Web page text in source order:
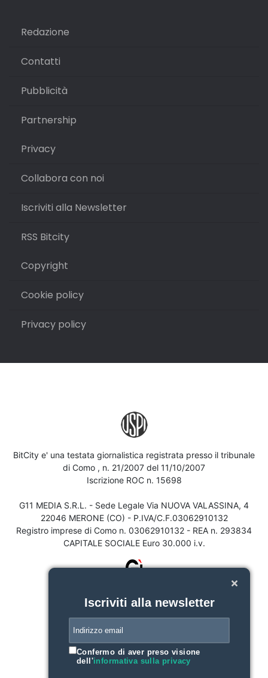
Redazione
Contatti
Pubblicità
Partnership
Privacy
Collabora con noi
Iscriviti alla Newsletter
RSS Bitcity
Copyright
Cookie policy
Privacy policy
BitCity e' una testata giornalistica registrata presso il tribunale
di Como , n. 21/2007 del 11/10/2007
Iscrizione ROC n. 15698
G11 MEDIA S.R.L. - Sede Legale Via NUOVA VALASSINA, 4
22046 MERONE (CO) - P.IVA/C.F.03062910132
Registro imprese di Como n. 03062910132 - REA n. 293834
CAPITALE SOCIALE Euro 30.000 i.v.
Iscriviti alla newsletter
Confermo di aver preso visione
dell'informativa sulla privacy